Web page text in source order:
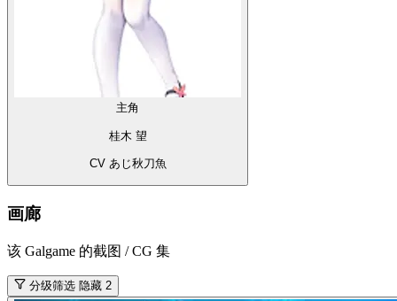
主角
桂木 望
CV あじ秋刀魚
画廊
该 Galgame 的截图 / CG 集
分级筛选 隐藏 2